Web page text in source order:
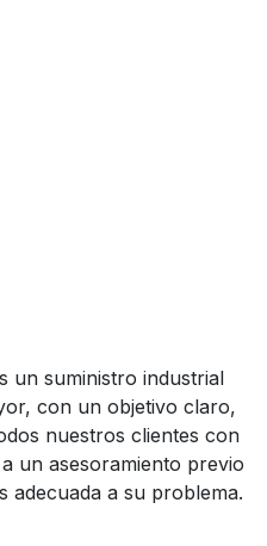
un suministro industrial
con un objetivo claro,
nuestros clientes con
un asesoramiento previo
adecuada a su problema.